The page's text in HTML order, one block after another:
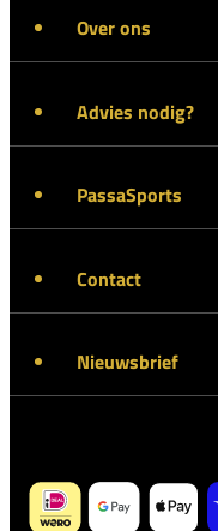
Over ons
Advies nodig?
PassaSports
Contact
Nieuwsbrief